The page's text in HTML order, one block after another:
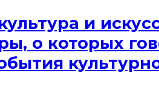
и
о которых